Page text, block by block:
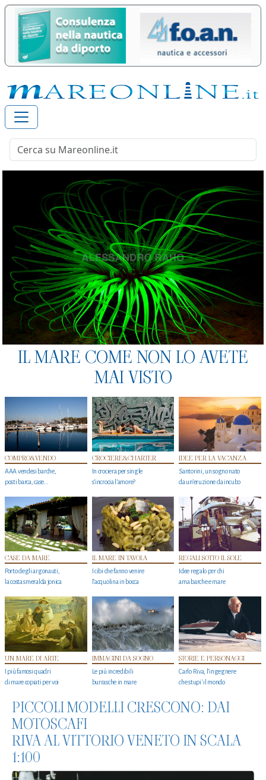
IL MARE COME NON LO AVETE
MAI VISTO
COMPRO&VENDO
AAA vendesi barche,
posti barca, case…
CROCIERE&CHARTER
In crociera per single
s'incrocia l’amore?
IDEE PER LA VACANZA
Santorini, un sogno nato
da un’eruzione da incubo
CASE DA MARE
Porto degli argonauti,
la costa smeralda jonica
IL MARE IN TAVOLA
I cibi che fanno venire
l’acquolina in bocca
REGALI SOTTO IL SOLE
Idee regalo per chi
ama barche e mare
UN MARE DI ARTE
I più famosi quadri
di mare copiati per voi
IMMAGINI DA SOGNO
Le più incredibili
burrasche in mare
STORIE E PERSONAGGI
Carlo Riva, l’ingegnere
che stupi' il mondo
PICCOLI MODELLI CRESCONO: DAI
MOTOSCAFI
RIVA AL VITTORIO VENETO IN SCALA
1:100